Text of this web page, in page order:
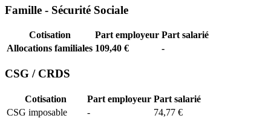
Famille - Sécurité Sociale
Cotisation Part employeur Part salarié
Allocations familiales 109,40 € -
CSG / CRDS
Cotisation Part employeur Part salarié
CSG imposable
-
74,77 €